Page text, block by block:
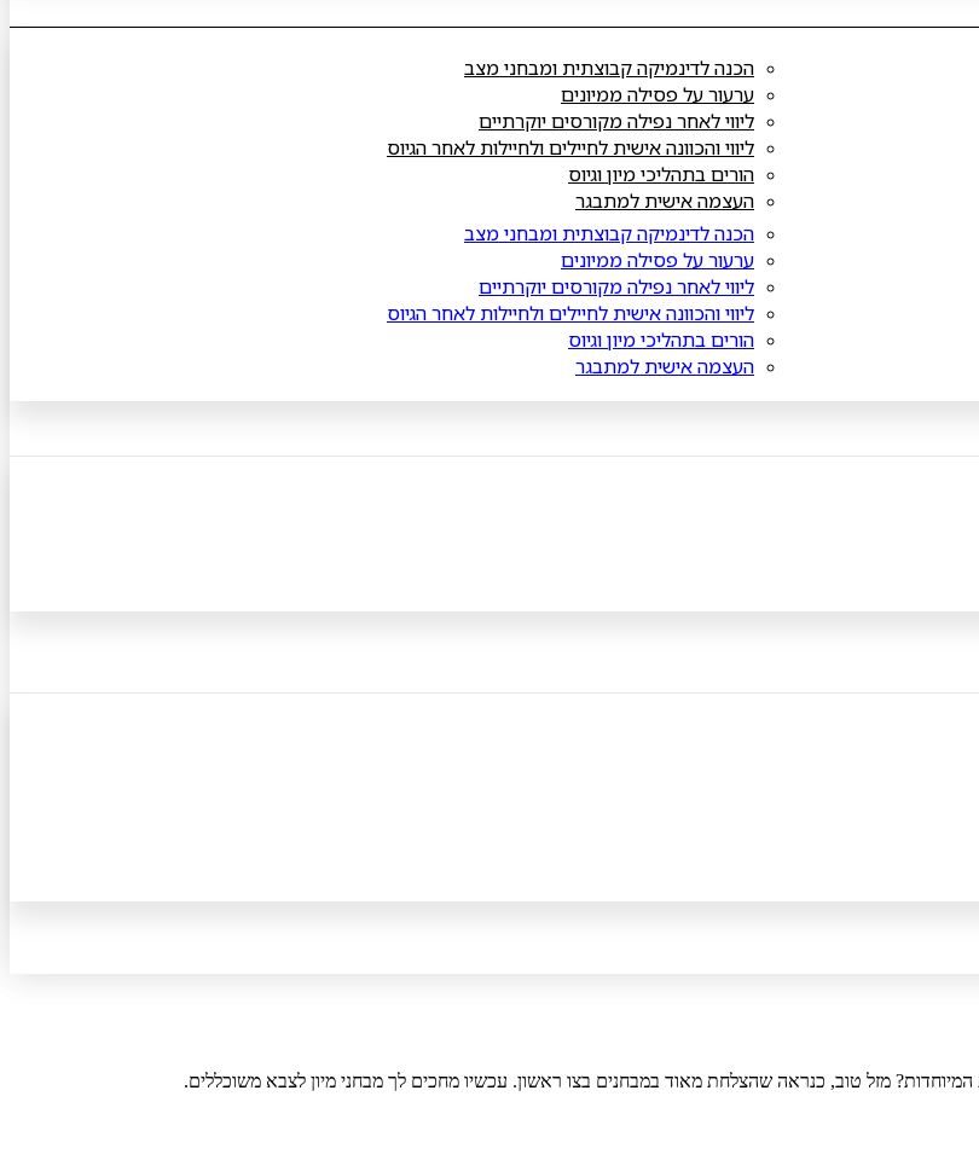
הכנה לדינמיקה קבוצתית ומבחני מצב
ערעור על פסילה ממיונים
ליווי לאחר נפילה מקורסים יוקרתיים
ליווי והכוונה אישית לחיילים ולחיילות לאחר הגיוס
הורים בתהליכי מיון וגיוס
העצמה אישית למתבגר
הכנה לדינמיקה קבוצתית ומבחני מצב
ערעור על פסילה ממיונים
ליווי לאחר נפילה מקורסים יוקרתיים
ליווי והכוונה אישית לחיילים ולחיילות לאחר הגיוס
הורים בתהליכי מיון וגיוס
העצמה אישית למתבגר
המיוחדות? מזל טוב, כנראה שהצלחת מאוד במבחנים בצו ראשון. עכשיו מחכים לך מבחני מיון לצבא משוכללים.